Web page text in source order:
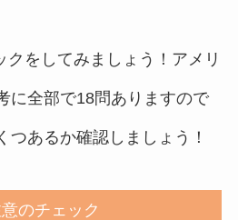
をしてみましょう！アメリ
に全部で18問ありますので
つあるか確認しましょう！
のチェック